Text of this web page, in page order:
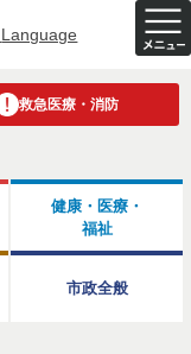
Language
救急医療・消防
健康・医療・
福祉
市政全般